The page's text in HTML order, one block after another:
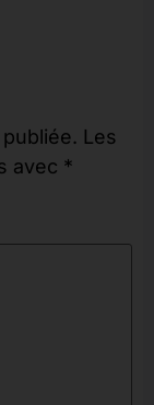
Les
avec *